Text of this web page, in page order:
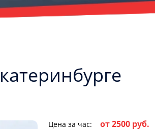
Цена за час: от 2500 руб.